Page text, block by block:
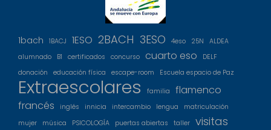
1bach 1BACJ 1ESO 2BACH 3ESO 4eso 25N
ALDEA
alumnado
B1 certificados concurso cuarto eso
DELF
donación
educación física escape-room Escuela espacio de Paz
Extraescolares familia
flamenco
francés
inglés innicia intercambio lengua
matriculación
mujer
música PSICOLOGÍA puertas abiertas taller visitas